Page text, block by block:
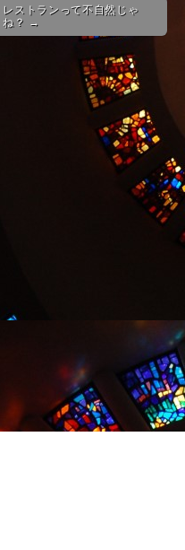
レストランって不自然じゃ
ね？ →